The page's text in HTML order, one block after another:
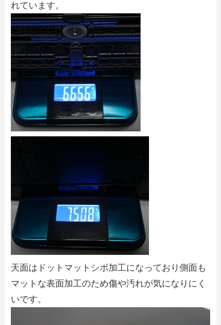
れています。
天面はドットマットシボ加工になっており側面も
マットな表面加工のため傷や汚れが気になりにく
いです。